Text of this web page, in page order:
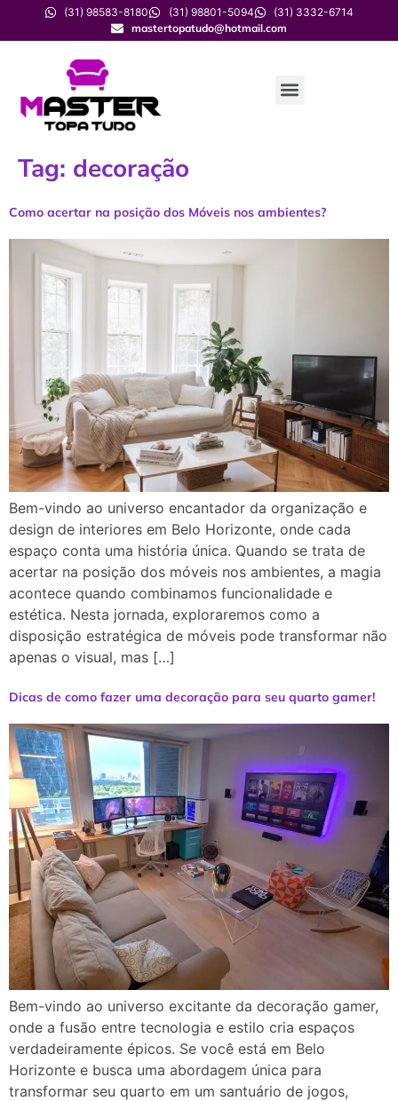
(31) 98583-8180 (31) 98801-5094
(31) 3332-6714
mastertopatudo@hotmail.com
Tag: decoração
Como acertar na posição dos Móveis nos ambientes?
Bem-vindo ao universo encantador da organização e
design de interiores em Belo Horizonte, onde cada
espaço conta uma história única. Quando se trata de
acertar na posição dos móveis nos ambientes, a magia
acontece quando combinamos funcionalidade e
estética. Nesta jornada, exploraremos como a
disposição estratégica de móveis pode transformar não
apenas o visual, mas […]
Dicas de como fazer uma decoração para seu quarto gamer!
Bem-vindo ao universo excitante da decoração gamer,
onde a fusão entre tecnologia e estilo cria espaços
verdadeiramente épicos. Se você está em Belo
Horizonte e busca uma abordagem única para
transformar seu quarto em um santuário de jogos,